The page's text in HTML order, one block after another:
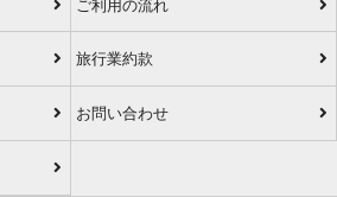
旅行業約款
お問い合わせ